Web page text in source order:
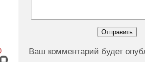
Ваш комментарий будет